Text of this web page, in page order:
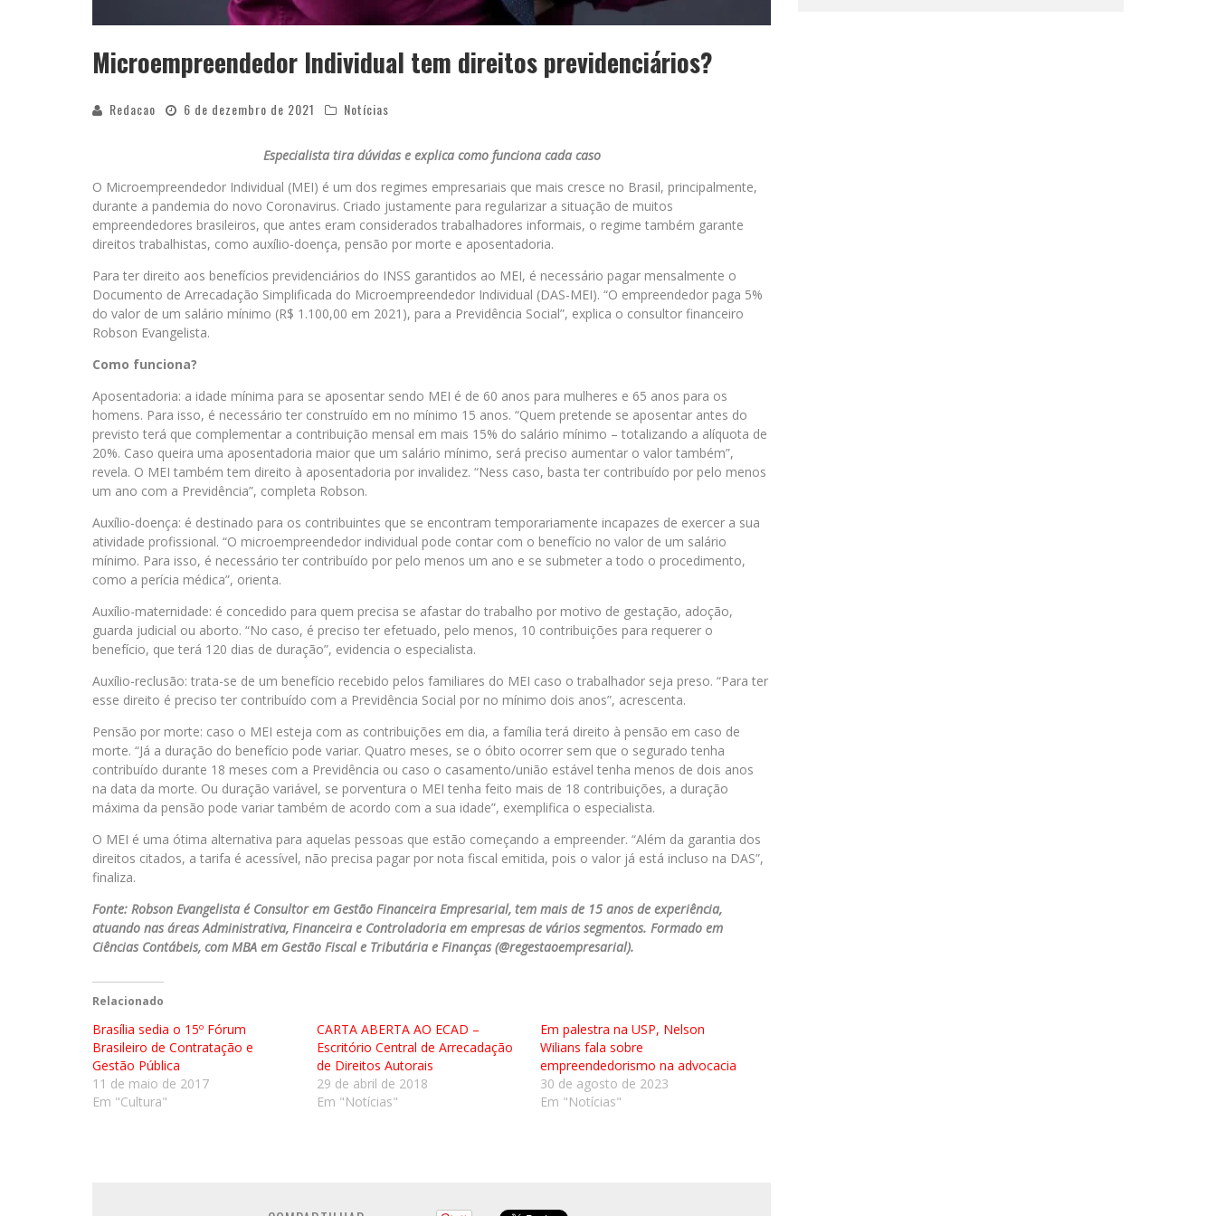
Microempreendedor Individual tem direitos previdenciários?
Redacao 6 de dezembro de 2021 Notícias
Especialista tira dúvidas e explica como funciona cada caso
O Microempreendedor Individual (MEI) é um dos regimes empresariais que mais cresce no Brasil, principalmente,
durante a pandemia do novo Coronavirus. Criado justamente para regularizar a situação de muitos
empreendedores brasileiros, que antes eram considerados trabalhadores informais, o regime também garante
direitos trabalhistas, como auxílio-doença, pensão por morte e aposentadoria.
Para ter direito aos benefícios previdenciários do INSS garantidos ao MEI, é necessário pagar mensalmente o
Documento de Arrecadação Simplificada do Microempreendedor Individual (DAS-MEI). “O empreendedor paga 5%
do valor de um salário mínimo (R$ 1.100,00 em 2021), para a Previdência Social”, explica o consultor financeiro
Robson Evangelista.
Como funciona?
Aposentadoria: a idade mínima para se aposentar sendo MEI é de 60 anos para mulheres e 65 anos para os
homens. Para isso, é necessário ter construído em no mínimo 15 anos. “Quem pretende se aposentar antes do
previsto terá que complementar a contribuição mensal em mais 15% do salário mínimo – totalizando a alíquota de
20%. Caso queira uma aposentadoria maior que um salário mínimo, será preciso aumentar o valor também”,
revela. O MEI também tem direito à aposentadoria por invalidez. “Ness caso, basta ter contribuído por pelo menos
um ano com a Previdência”, completa Robson.
Auxílio-doença: é destinado para os contribuintes que se encontram temporariamente incapazes de exercer a sua
atividade profissional. “O microempreendedor individual pode contar com o benefício no valor de um salário
mínimo. Para isso, é necessário ter contribuído por pelo menos um ano e se submeter a todo o procedimento,
como a perícia médica”, orienta.
Auxílio-maternidade: é concedido para quem precisa se afastar do trabalho por motivo de gestação, adoção,
guarda judicial ou aborto. “No caso, é preciso ter efetuado, pelo menos, 10 contribuições para requerer o
benefício, que terá 120 dias de duração”, evidencia o especialista.
Auxílio-reclusão: trata-se de um benefício recebido pelos familiares do MEI caso o trabalhador seja preso. “Para ter
esse direito é preciso ter contribuído com a Previdência Social por no mínimo dois anos”, acrescenta.
Pensão por morte: caso o MEI esteja com as contribuições em dia, a família terá direito à pensão em caso de
morte. “Já a duração do benefício pode variar. Quatro meses, se o óbito ocorrer sem que o segurado tenha
contribuído durante 18 meses com a Previdência ou caso o casamento/união estável tenha menos de dois anos
na data da morte. Ou duração variável, se porventura o MEI tenha feito mais de 18 contribuições, a duração
máxima da pensão pode variar também de acordo com a sua idade”, exemplifica o especialista.
O MEI é uma ótima alternativa para aquelas pessoas que estão começando a empreender. “Além da garantia dos
direitos citados, a tarifa é acessível, não precisa pagar por nota fiscal emitida, pois o valor já está incluso na DAS”,
finaliza.
Fonte: Robson Evangelista é Consultor em Gestão Financeira Empresarial, tem mais de 15 anos de experiência,
atuando nas áreas Administrativa, Financeira e Controladoria em empresas de vários segmentos. Formado em
Ciências Contábeis, com MBA em Gestão Fiscal e Tributária e Finanças (@regestaoempresarial).
Relacionado
Brasília sedia o 15º Fórum
Brasileiro de Contratação e
Gestão Pública
11 de maio de 2017
Em "Cultura"
CARTA ABERTA AO ECAD –
Escritório Central de Arrecadação
de Direitos Autorais
29 de abril de 2018
Em "Notícias"
Em palestra na USP, Nelson
Wilians fala sobre
empreendedorismo na advocacia
30 de agosto de 2023
Em "Notícias"